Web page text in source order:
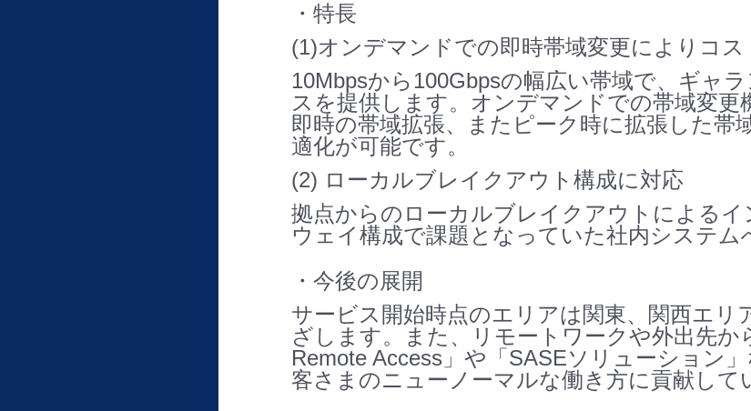
・特長
(1)オンデマンドでの即時帯域変更によりコ
10Mbpsから100Gbpsの幅広い帯域で、ギャ
スを提供します。オンデマンドでの帯域変
即時の帯域拡張、またピーク時に拡張した
適化が可能です。
(2) ローカルブレイクアウト構成に対応
拠点からのローカルブレイクアウトによる
ウェイ構成で課題となっていた社内システム
・今後の展開
サービス開始時点のエリアは関東、関西エリ
ざします。また、リモートワークや外出先
Remote Access」や「SASEソリューション
客さまのニューノーマルな働き方に貢献して